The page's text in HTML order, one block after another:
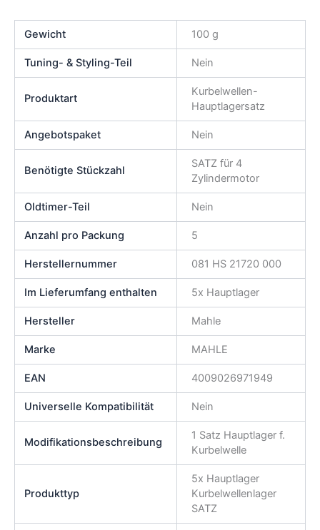
Gewicht 100 g
Tuning- & Styling-Teil Nein
Produktart
Kurbelwellen-
Hauptlagersatz
Angebotspaket Nein
Benötigte Stückzahl
SATZ für 4
Zylindermotor
Oldtimer-Teil Nein
Anzahl pro Packung 5
Herstellernummer 081 HS 21720 000
Im Lieferumfang enthalten 5x Hauptlager
Hersteller Mahle
Marke MAHLE
EAN 4009026971949
Universelle Kompatibilität Nein
Modifikationsbeschreibung
1 Satz Hauptlager f.
Kurbelwelle
Produkttyp
5x Hauptlager
Kurbelwellenlager
SATZ